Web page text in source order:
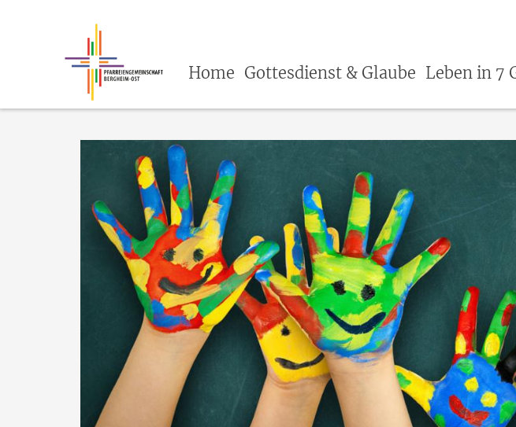
Home Gottesdienst & Glaube Leben in 7